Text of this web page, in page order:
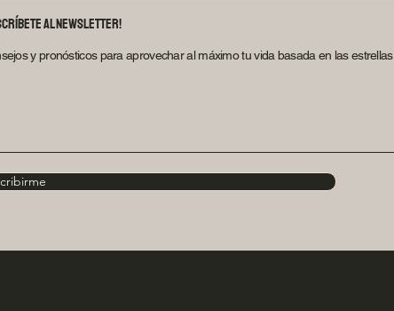
al Newsletter!
y pronósticos para aprovechar al máximo tu vida basada en las estrellas.